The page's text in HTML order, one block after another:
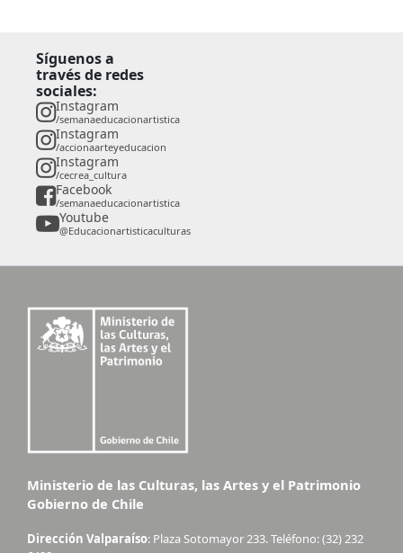
Síguenos a
través de redes
sociales:
Instagram
/semanaeducacionartistica
Instagram
/accionaarteyeducacion
Instagram
/cecrea_cultura
Facebook
/semanaeducacionartistica
Youtube
@Educacionartisticaculturas
Ministerio de las Culturas, las Artes y el Patrimonio
Gobierno de Chile
Dirección Valparaíso: Plaza Sotomayor 233. Teléfono: (32) 232